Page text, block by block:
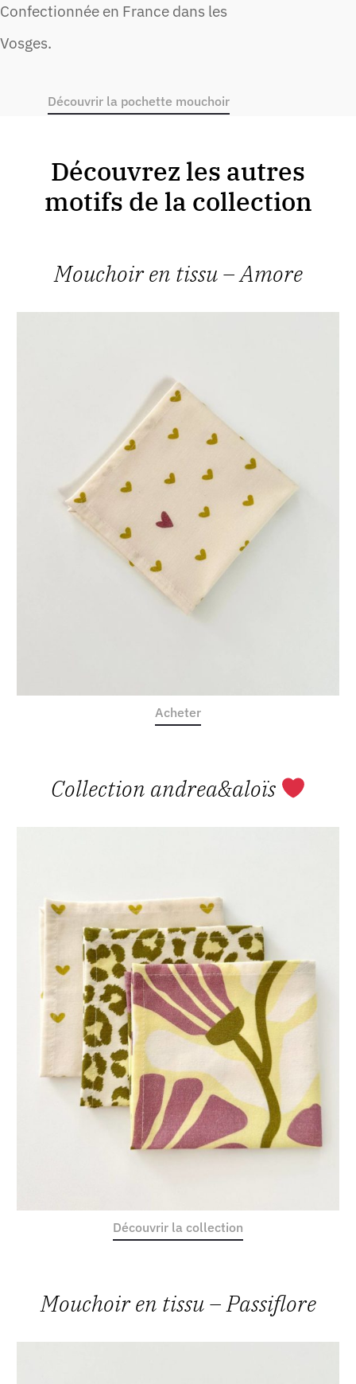
Confectionnée en France dans les
Vosges.
Découvrir la pochette mouchoir
Découvrez les autres
motifs de la collection
Mouchoir en tissu – Amore
Acheter
Collection andrea&aloïs
Découvrir la collection
Mouchoir en tissu – Passiflore